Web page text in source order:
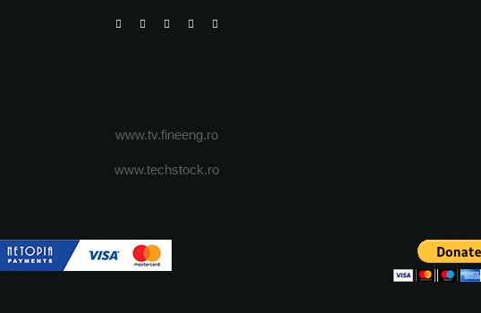
www.tv.fineeng.ro
www.techstock.ro